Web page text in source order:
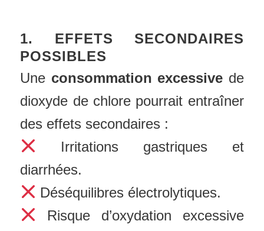
1. EFFETS SECONDAIRES
POSSIBLES
Une consommation excessive de
dioxyde de chlore pourrait entraîner
des effets secondaires :
Irritations gastriques et
diarrhées.
Déséquilibres électrolytiques.
Risque d’oxydation excessive